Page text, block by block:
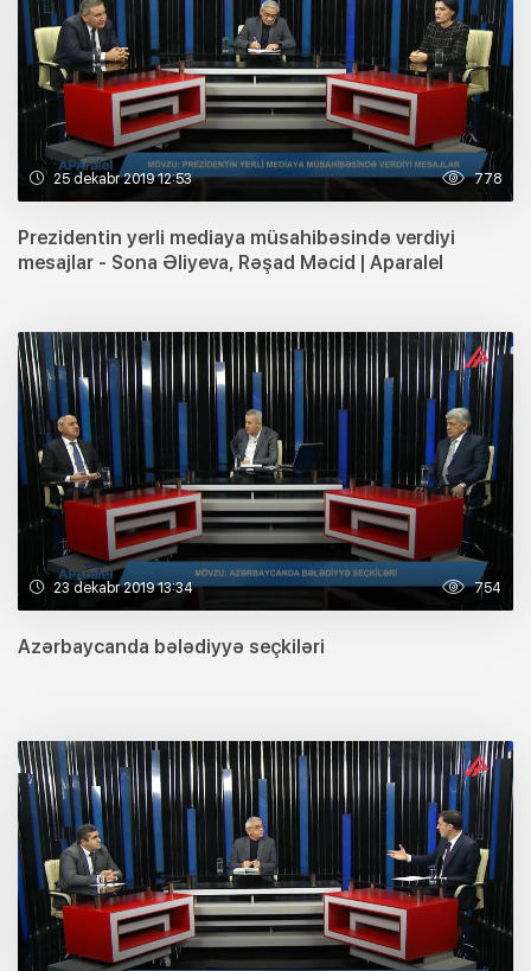
25 dekabr 2019 12:53 778
Prezidentin yerli mediaya müsahibəsində verdiyi
mesajlar - Sona Əliyeva, Rəşad Məcid | Aparalel
23 dekabr 2019 13:34 754
Azərbaycanda bələdiyyə seçkiləri